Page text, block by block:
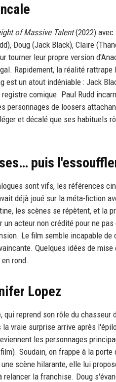
of Massive Talent(2022) avec
Doug (Jack Black), Claire
tourner leur propre version
Rapidement, la réalité rattrape
est un atout indéniable : Jack
comique. Paul Rudd
personnages de loosers
et décalé que ses habituels
puis
sont vifs, les références
déjà joué sur la méta-fiction
les scènes se répètent, et la
acteur non crédité pour ne
Le film semble incapable de
Quelques idées de
rond.
Lopez
reprend son rôle du chasseur
vraie surprise arrive après
les personnages
Soudain, on frappe à la porte
scène hilarante, elle lui
la franchise. Doug